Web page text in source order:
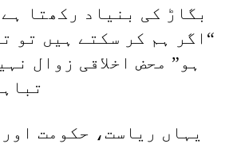
بگاڑ کی بنیاد رکھتا
“اگر ہم کر سکتے ہیں تو
ہو” محض اخلاقی زوال
یہاں ریاست، حکومت